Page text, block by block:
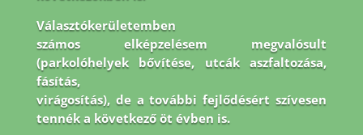
Választókerületemben
számos elképzelésem megvalósult
(parkolóhelyek bővítése, utcák aszfaltozása,
fásítás,
virágosítás), de a további fejlődésért szívesen
tennék a következő öt évben is.